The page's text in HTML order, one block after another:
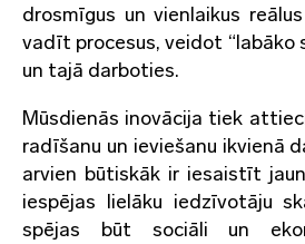
drosmīgus un vienlaikus
vadīt procesus, veidot “labāko
un tajā darboties.
Mūsdienās inovācija tiek
radīšanu un ieviešanu ikvienā
arvien būtiskāk ir iesaistīt
iespējas lielāku iedzīvotāju
spējas būt sociāli un